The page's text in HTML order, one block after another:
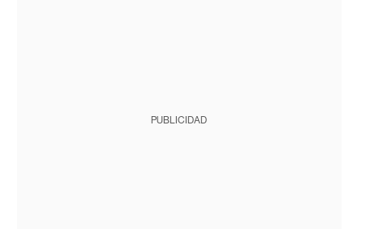
PUBLICIDAD